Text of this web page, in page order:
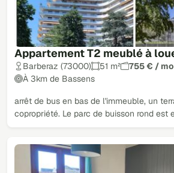
Appartement T2 meublé à
Barberaz (73000) 51 m²
755 € /
À 3km de Bassens
arrêt de bus en bas de l'immeuble, un
copropriété. Le parc de buisson rond est